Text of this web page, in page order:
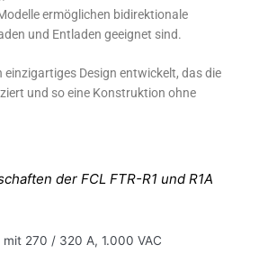
ermöglichen bidirektionale
und Entladen geeignet sind.
einzigartiges Design entwickelt, das die
und so eine Konstruktion ohne
der FCL FTR-R1 und R1A
270 / 320 A, 1.000 VAC